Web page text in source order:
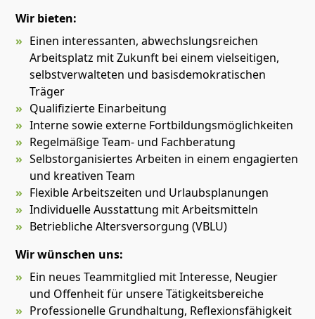
Wir bieten:
Einen interessanten, abwechslungsreichen
Arbeitsplatz mit Zukunft bei einem vielseitigen,
selbstverwalteten und basisdemokratischen
Träger
Qualifizierte Einarbeitung
Interne sowie externe Fortbildungsmöglichkeiten
Regelmäßige Team- und Fachberatung
Selbstorganisiertes Arbeiten in einem engagierten
und kreativen Team
Flexible Arbeitszeiten und Urlaubsplanungen
Individuelle Ausstattung mit Arbeitsmitteln
Betriebliche Altersversorgung (VBLU)
Wir wünschen uns:
Ein neues Teammitglied mit Interesse, Neugier
und Offenheit für unsere Tätigkeitsbereiche
Professionelle Grundhaltung, Reflexionsfähigkeit